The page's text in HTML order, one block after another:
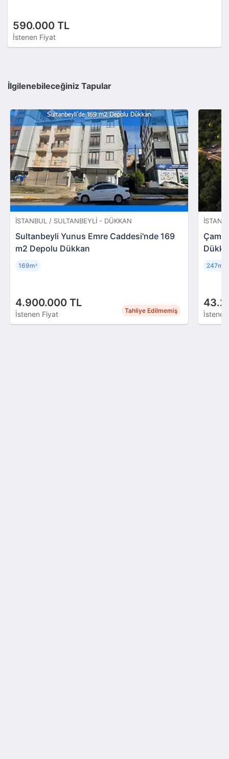
590.000 TL
İstenen Fiyat
İlgilenebileceğiniz Tapular
İSTANBUL / SULTANBEYLI - DÜKKAN
Sultanbeyli Yunus Emre Caddesi'nde 169
m2 Depolu Dükkan
4.900.000 TL
İstenen Fiyat Tahliye Edilmemiş
169m² 247m